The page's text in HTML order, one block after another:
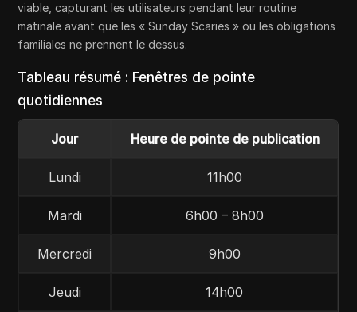
viable, capturant les utilisateurs pendant leur routine
matinale avant que les « Sunday Scaries » ou les obligations
familiales ne prennent le dessus.
Tableau résumé : Fenêtres de pointe
quotidiennes
Jour Heure de pointe de publication
Lundi 11h00
Mardi 6h00 – 8h00
Mercredi 9h00
Jeudi 14h00